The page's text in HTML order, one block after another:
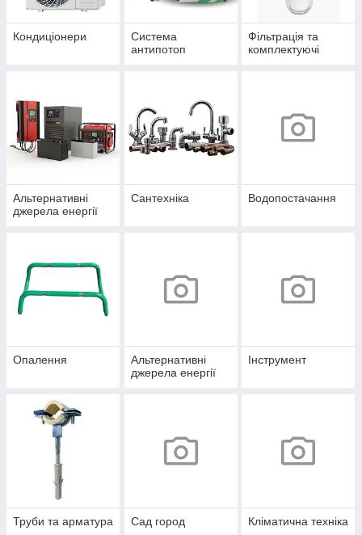
Кондиціонери
Система
антипотоп
Фільтрація та
комплектуючі
Альтернативні
джерела енергії
Сантехніка Водопостачання
Опалення
Альтернативні
джерела енергії
Інструмент
Труби та арматура Сад город Кліматична техніка